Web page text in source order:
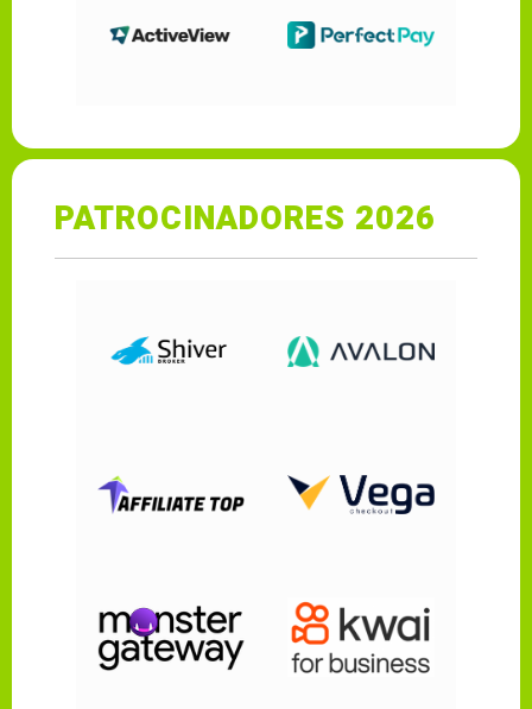
PATROCINADORES 2026